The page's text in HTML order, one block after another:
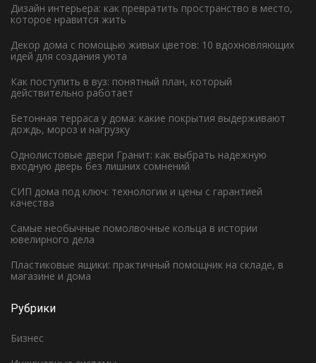
Дизайн интерьера: как превратить пространство в место,
которое нравится жить
Декор дома с помощью живых цветов: 10 вдохновляющих
идей для создания уюта
Как поступить в вуз: понятный план, который
действительно работает
Бетонная терраса у дома: какие покрытия выдерживают
дождь, мороз и нагрузку
Однолистовые двери Гранит: как выбрать надежную
входную дверь без лишних сомнений
СИП дома под ключ: технологии и цены с гарантией
качества
Самые необычные помолвочные кольца в истории
ювелирного дела
Пластиковые ящики: практичный помощник на складе, в
магазине и дома
Рубрики
Бизнес